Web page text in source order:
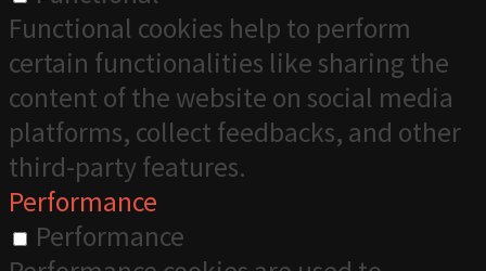
Functional cookies help to perform
certain functionalities like sharing the
content of the website on social media
platforms, collect feedbacks, and other
third-party features.
Performance
Performance